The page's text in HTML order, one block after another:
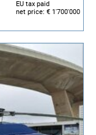
EU tax paid
net price: € 1'700'000